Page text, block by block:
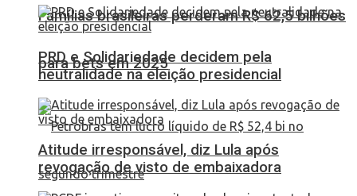
Famílias brasileiras perderam R$ 62,5 bilhões
para bets em 2025
PRD e Solidariedade decidem pela
neutralidade na eleição presidencial
Atitude irresponsável, diz Lula após
revogação de visto de embaixadora